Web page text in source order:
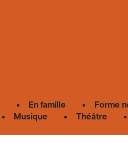
En famille
Forme
Musique Théâtre